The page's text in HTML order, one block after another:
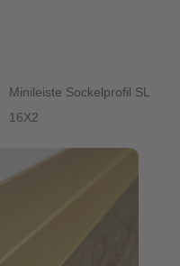
Minileiste Sockelprofil SL
16X2